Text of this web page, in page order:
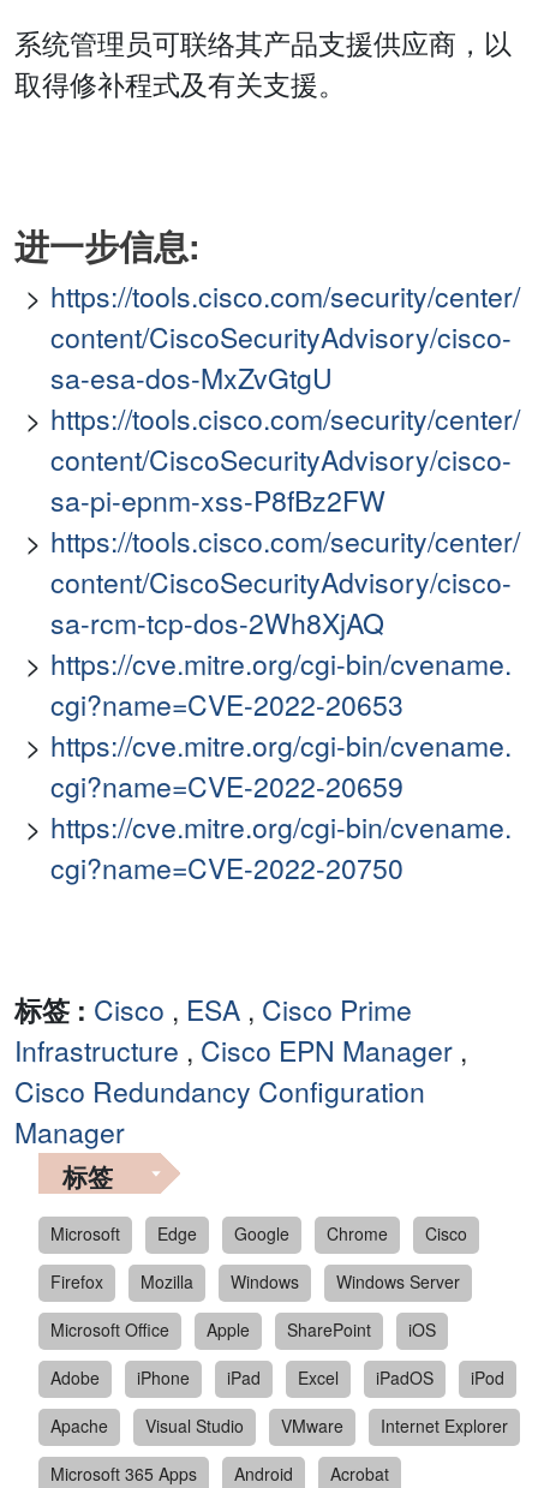
系统管理员可联络其产品支援供应商，以
取得修补程式及有关支援。
进一步信息:
https://tools.cisco.com/security/center/
content/CiscoSecurityAdvisory/cisco-
sa-esa-dos-MxZvGtgU
https://tools.cisco.com/security/center/
content/CiscoSecurityAdvisory/cisco-
sa-pi-epnm-xss-P8fBz2FW
https://tools.cisco.com/security/center/
content/CiscoSecurityAdvisory/cisco-
sa-rcm-tcp-dos-2Wh8XjAQ
https://cve.mitre.org/cgi-bin/cvename.
cgi?name=CVE-2022-20653
https://cve.mitre.org/cgi-bin/cvename.
cgi?name=CVE-2022-20659
https://cve.mitre.org/cgi-bin/cvename.
cgi?name=CVE-2022-20750
标签 : Cisco , ESA , Cisco Prime
Infrastructure , Cisco EPN Manager ,
Cisco Redundancy Configuration
Manager
标签
Microsoft Edge Google Chrome
Cisco
Firefox
Mozilla Windows
Windows Server
Microsoft Office
Apple SharePoint
iOS
Adobe
iPhone iPad Excel iPadOS
iPod
Apache
Visual Studio VMware
Internet Explorer
Microsoft 365 Apps
Android
Acrobat